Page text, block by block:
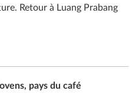
Retour à Luang Prabang
pays du café